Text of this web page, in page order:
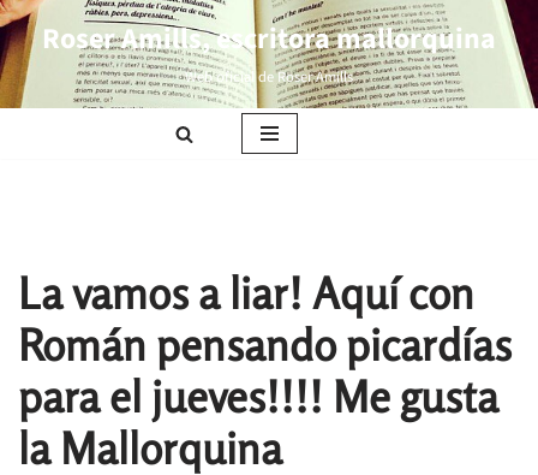
Saltar
al
Roser Amills, escritora mallorquina
Web oficial de Roser Amills
La vamos a liar! Aquí con
Román pensando picardías
para el jueves!!!! Me gusta
la Mallorquina